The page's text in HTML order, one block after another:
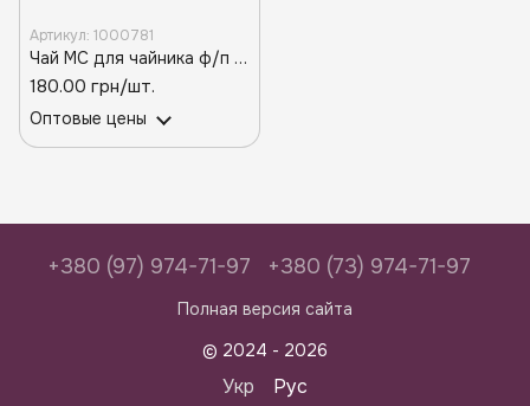
Артикул: 1000781
Чай МС для чайника ф/п Саусеп Зеленый (20 пакетов/4 г)
180.00 грн/шт.
Оптовые цены
+380 (97) 974-71-97 +380 (73) 974-71-97
Полная версия сайта
© 2024 - 2026
Укр Рус